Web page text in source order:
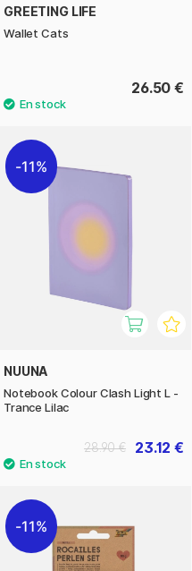
GREETING LIFE
Wallet Cats
26.50 €
11%
NUUNA
Notebook Colour Clash Light L -
Trance Lilac
23.12 €
28.90 €
11%